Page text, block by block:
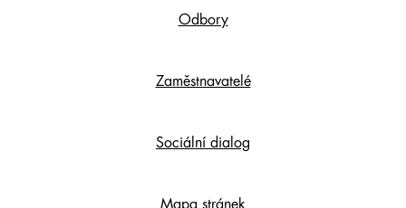
Odbory
Zaměstnavatelé
Sociální dialog
Mapa stránek